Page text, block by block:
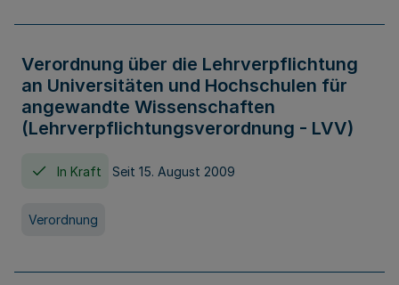
Verordnung über die Lehrverpflichtung
an Universitäten und Hochschulen für
angewandte Wissenschaften
(Lehrverpflichtungsverordnung - LVV)
In Kraft Seit 15. August 2009
Verordnung